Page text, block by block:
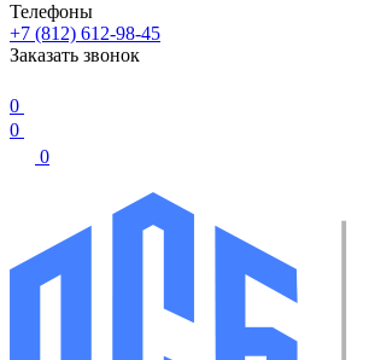
Телефоны
+7 (812) 612-98-45
Заказать звонок
0
0
0